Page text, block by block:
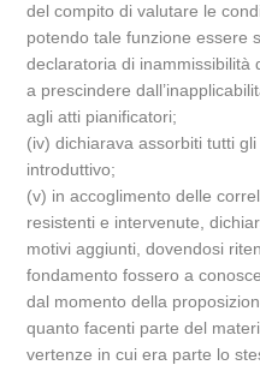
del compito di valutare le
potendo tale funzione essere
declaratoria di inammissibilità
a prescindere
agli atti pianificatori;
(iv) dichiarava assorbiti tutti
introduttivo;
(v) in accoglimento delle
resistenti e intervenute,
motivi aggiunti, dovendosi
fondamento fossero a
dal momento della
quanto facenti parte del
vertenze in cui era parte lo